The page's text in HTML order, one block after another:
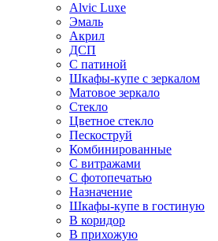
Alvic Luxe
Эмаль
Акрил
ДСП
С патиной
Шкафы-купе с зеркалом
Матовое зеркало
Стекло
Цветное стекло
Пескоструй
Комбинированные
С витражами
С фотопечатью
Назначение
Шкафы-купе в гостиную
В коридор
В прихожую